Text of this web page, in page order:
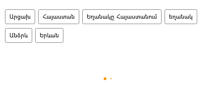
Արցախ Հայաստան Եղանակը Հայաստանում եղանակ
Անձրև Երևան